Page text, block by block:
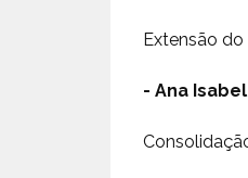
Extensão
- Ana